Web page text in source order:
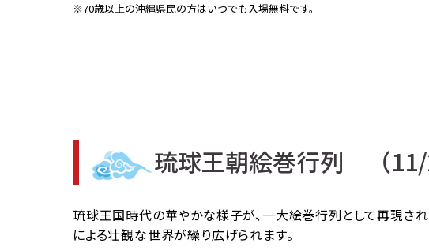
※70歳以上の沖縄県民の方はいつでも入場無料です。
琉球王朝絵巻行列 （11/
琉球王国時代の華やかな様子が、一大絵巻行列として再現さ
による壮観な世界が繰り広げられます。